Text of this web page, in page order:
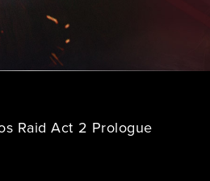
Raid Act 2 Prologue